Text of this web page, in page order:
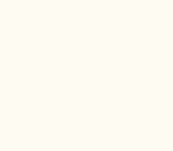
de